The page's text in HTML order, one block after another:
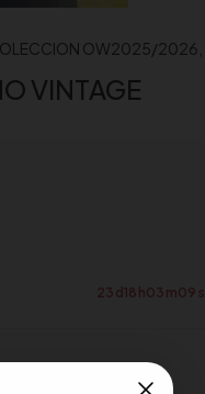
OW2025/2026
VINTAGE
23 d 18 h03 m08 s